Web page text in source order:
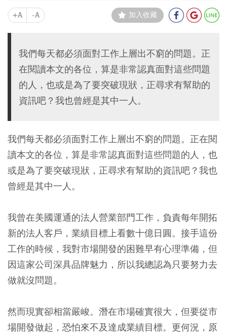
+A -A 加入收藏
我們每天都必須面對工作上層出不窮的問題。正
在閱讀本文的各位，算是非常認真面對這些問題
的人，也或是為了要突破現狀，正尋求有幫助的
資訊吧？我也曾經是其中一人。
我們每天都必須面對工作上層出不窮的問題。正在閱
讀本文的各位，算是非常認真面對這些問題的人，也
或是為了要突破現狀，正尋求有幫助的資訊吧？我也
曾經是其中一人。
我曾在美國運通的法人營業部門工作，負責每年開拓
新的法人客戶，業績目標上看數十億日圓。接手這份
工作的時候，我對市場開發的困難早有心理準備，但
因這家公司深具品牌魅力，所以我總認為只要努力去
做就沒問題。
然而現實卻相當嚴峻。潛在市場確實很大，但要從市
場開發做起，恐怕來不及達成業績目標。更何況，原